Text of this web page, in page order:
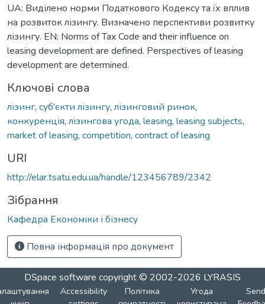
UA: Виділено норми Податкового Кодексу та їх вплив
на розвиток лізингу. Визначено перспективи розвитку
лізингу. EN: Norms of Tax Code and their influence on
leasing development are defined. Perspectives of leasing
development are determined.
Ключові слова
лізинг, суб'єкти лізингу, лізинговий ринок,
конкуренція, лізингова угода, leasing, leasing subjects,
market of leasing, competition, contract of leasing
URI
http://elar.tsatu.edu.ua/handle/123456789/2342
Зібрання
Кафедра Економіки і бізнесу
Повна інформація про документ
DSpace software copyright © 2002-2026 LYRASIS
Accessibility
Політика
Угода
Send